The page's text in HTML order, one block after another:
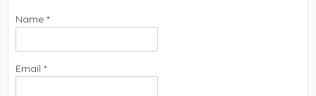
Name*
Email*